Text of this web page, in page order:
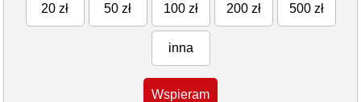
20 zł 50 zł 100 zł 200 zł 500 zł
inna
Wspieram